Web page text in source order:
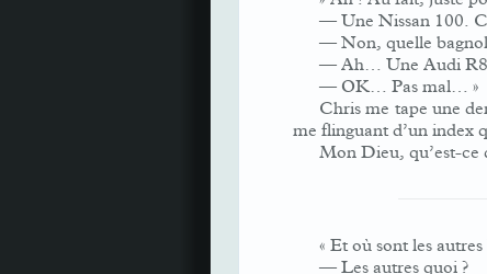
— Une Nissan 100.
— Non, quelle
— Ah… Une Audi
— OK… Pas mal… »
Chris me tape une
me flinguant d’un index
Mon Dieu, qu’est-ce
« Et où sont les autres
— Les autres quoi ?